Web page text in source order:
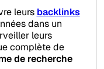
leurs backlinks
dans un
leurs
complète de
de recherche